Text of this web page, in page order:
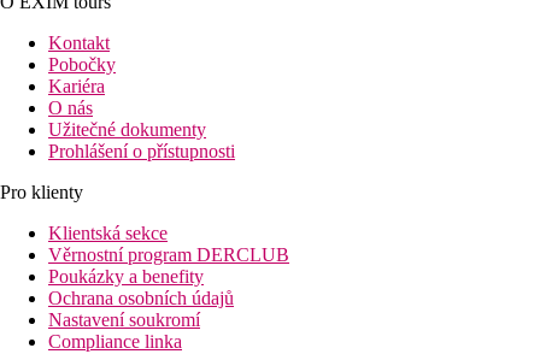
Kontakt
Pobočky
Kariéra
O nás
Užitečné dokumenty
Prohlášení o přístupnosti
Pro klienty
Klientská sekce
Věrnostní program DERCLUB
Poukázky a benefity
Ochrana osobních údajů
Nastavení soukromí
Compliance linka